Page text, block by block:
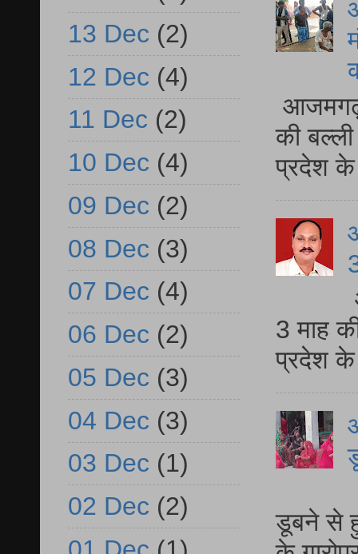
आजमगढ़
की
प्रदेश
3 माह
प्रदेश
डूबने से
13 Dec (2)
12 Dec (4)
11 Dec (2)
10 Dec (4)
09 Dec (2)
08 Dec (3)
07 Dec (4)
06 Dec (2)
05 Dec (3)
04 Dec (3)
03 Dec (1)
02 Dec (2)